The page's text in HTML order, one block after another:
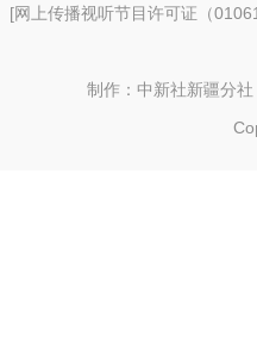
[网上传播视听节目许可证（
制作：中新社新疆